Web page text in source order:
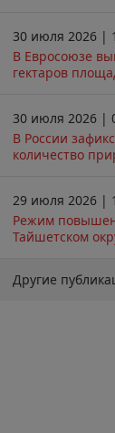
30 июля 2026 |
В Евросоюзе
гектаров
30 июля 2026 |
В России
количество
29 июля 2026 |
Режим
Тайшетском
Другие